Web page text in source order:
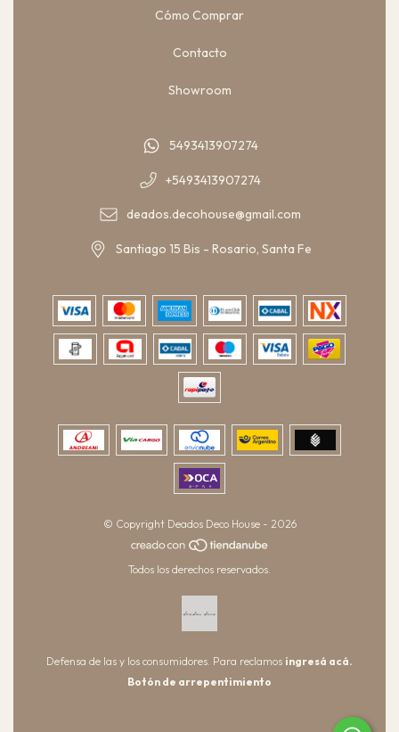
Cómo Comprar
Contacto
Showroom
5493413907274
+5493413907274
deados.decohouse@gmail.com
Santiago 15 Bis - Rosario, Santa Fe
© Copyright Deados Deco House - 2026
Todos los derechos reservados.
Defensa de las y los consumidores. Para reclamos ingresá acá.
Botón de arrepentimiento